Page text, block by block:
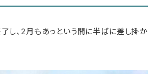
し、2月もあっという間に半ばに差し掛か